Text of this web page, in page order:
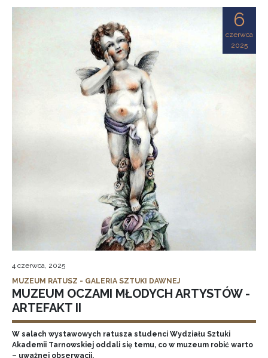
6
czerwca
2025
4 czerwca, 2025
MUZEUM RATUSZ - GALERIA SZTUKI DAWNEJ
MUZEUM OCZAMI MŁODYCH ARTYSTÓW -
ARTEFAKT II
W salach wystawowych ratusza studenci Wydziału Sztuki
Akademii Tarnowskiej oddali się temu, co w muzeum robić warto
– uważnej obserwacji.